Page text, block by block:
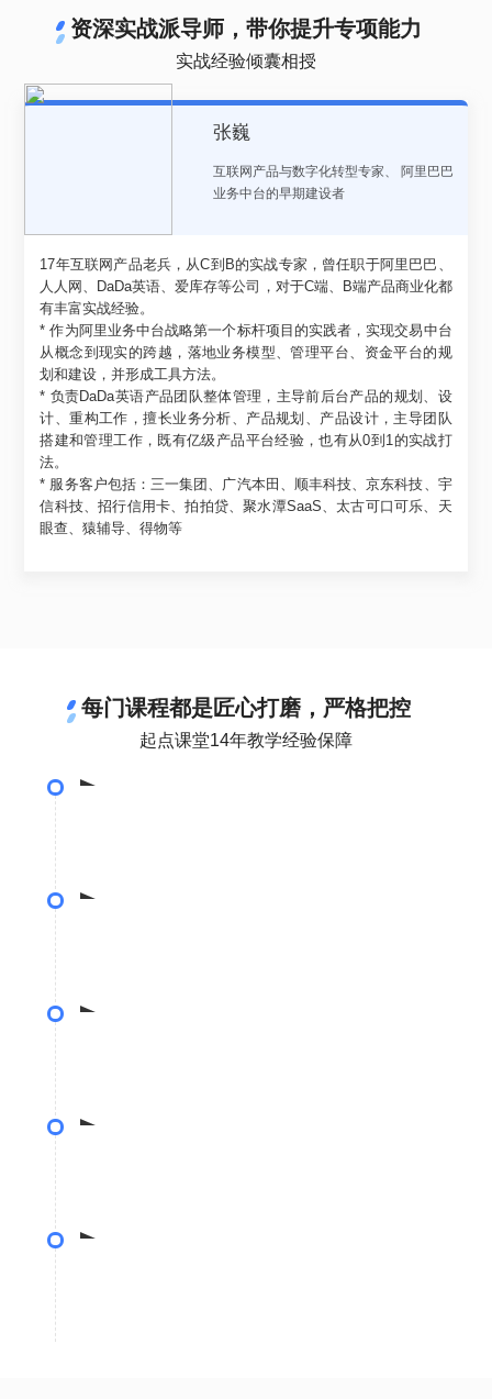
资深实战派导师，带你提升专项能力
实战经验倾囊相授
张巍
互联网产品与数字化转型专家、
阿里巴巴
业务中台的早期建设者
17年互联网产品老兵，从C到B的实战专家，曾任职于阿里巴巴、
人人网、DaDa英语、爱库存等公司，对于C端、B端产品商业化都
有丰富实战经验。
* 作为阿里业务中台战略第一个标杆项目的实践者，实现交易中台
从概念到现实的跨越，落地业务模型、管理平台、资金平台的规
划和建设，并形成工具方法。
* 负责DaDa英语产品团队整体管理，主导前后台产品的规划、设
计、重构工作，擅长业务分析、产品规划、产品设计，主导团队
搭建和管理工作，既有亿级产品平台经验，也有从0到1的实战打
法。
* 服务客户包括：三一集团、广汽本田、顺丰科技、京东科技、宇
信科技、招行信用卡、拍拍贷、聚水潭SaaS、太古可口可乐、天
眼查、猿辅导、得物等
每门课程都是匠心打磨，严格把控
起点课堂14年教学经验保障